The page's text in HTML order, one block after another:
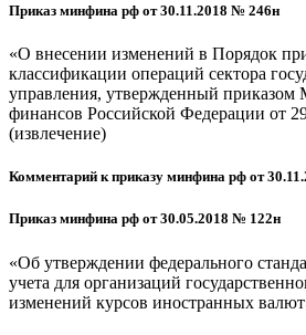
Приказ минфина рф от 30.11.2018 № 246н
«О внесении изменений в Порядок
классификации операций сектора
управления, утвержденный приказом
финансов Российской Федерации от
(извлечение)
Комментарий к приказу минфина рф от
Приказ минфина рф от 30.05.2018 № 122н
«Об утверждении федерального
учета для организаций
изменений курсов иностранных